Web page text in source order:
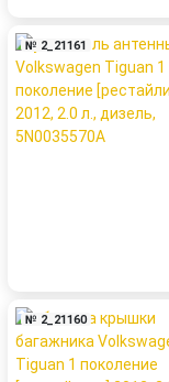
№ 2_21161
№ 2_21160